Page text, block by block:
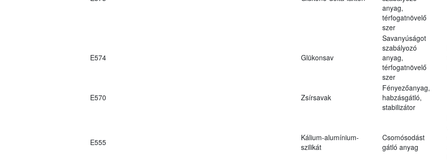
anyag,
térfogatnövelő
szer
E574 Glükonsav
Savanyúságot
szabályozó
anyag,
térfogatnövelő
szer
E570 Zsírsavak
Fényezőanyag,
habzásgátló,
stabilizátor
E555
Kálium-alumínium-
szilikát
Csomósodást
gátló anyag